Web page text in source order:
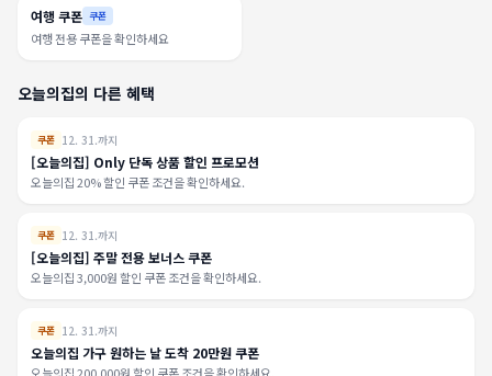
여행 쿠폰 쿠폰
여행 전용 쿠폰을 확인하세요
오늘의집의 다른 혜택
쿠폰 12. 31.까지
[오늘의집] Only 단독 상품 할인 프로모션
오늘의집 20% 할인 쿠폰 조건을 확인하세요.
쿠폰 12. 31.까지
[오늘의집] 주말 전용 보너스 쿠폰
오늘의집 3,000원 할인 쿠폰 조건을 확인하세요.
쿠폰 12. 31.까지
오늘의집 가구 원하는 날 도착 20만원 쿠폰